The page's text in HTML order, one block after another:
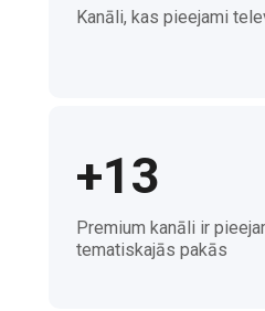
Kanāli, kas pieejami
+13
Premium kanāli ir
tematiskajās pakās